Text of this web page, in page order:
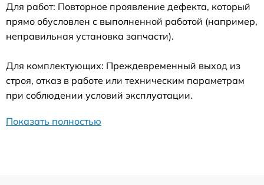
Для работ: Повторное проявление дефекта, который
прямо обусловлен с выполненной работой (например,
неправильная установка запчасти).
Для комплектующих: Преждевременный выход из
строя, отказ в работе или техническим параметрам
при соблюдении условий эксплуатации.
Показать полностью